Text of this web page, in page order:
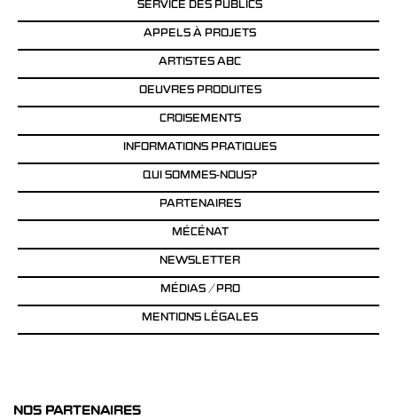
SERVICE DES PUBLICS
APPELS À PROJETS
ARTISTES ABC
OEUVRES PRODUITES
CROISEMENTS
INFORMATIONS PRATIQUES
QUI SOMMES-NOUS?
PARTENAIRES
MÉCÉNAT
NEWSLETTER
MÉDIAS / PRO
MENTIONS LÉGALES
NOS PARTENAIRES